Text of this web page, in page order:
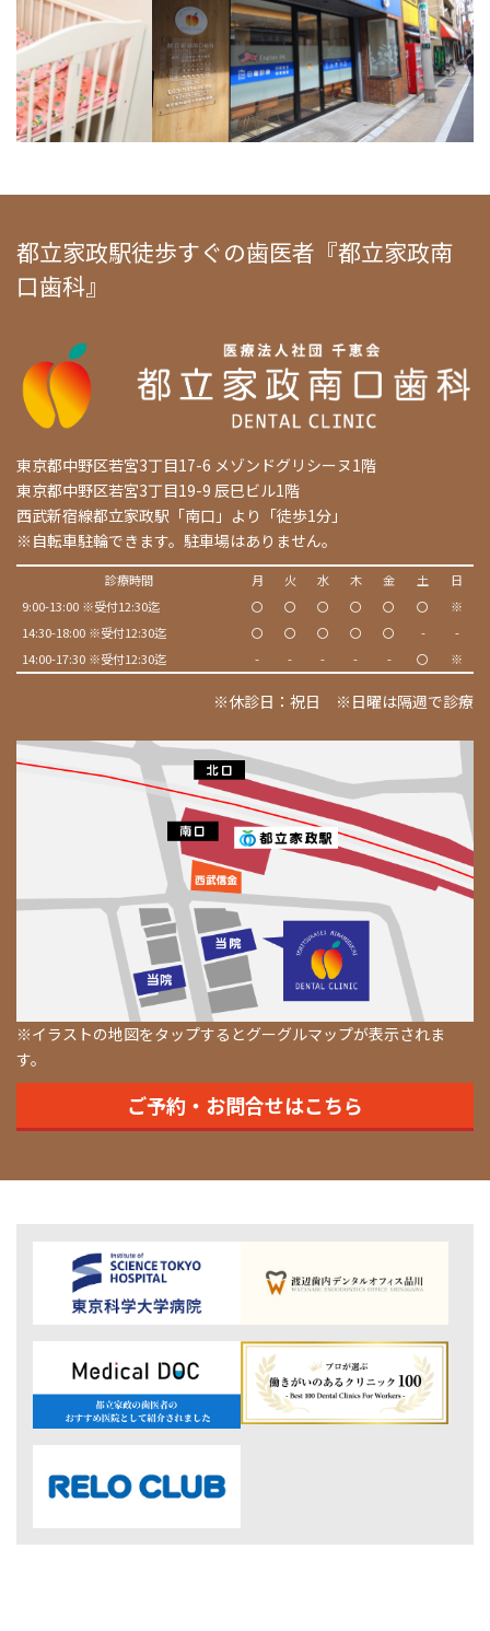
都立家政駅徒歩すぐの歯医者『都立家政南
口歯科』
東京都中野区若宮3丁目17-6 メゾンドグリシーヌ1階
東京都中野区若宮3丁目19-9 辰巳ビル1階
西武新宿線都立家政駅「南口」より「徒歩1分」
※自転車駐輪できます。駐車場はありません。
診療時間 月 火 水 木 金 土
日
9:00-13:00 ※受付12:30迄
〇 〇 〇 〇 〇 〇
※
14:30-18:00 ※受付12:30迄
〇 〇 〇 〇 〇 -
-
14:00-17:30 ※受付12:30迄
- - - - - 〇 ※
※休診日：祝日 ※日曜は隔週で診療
※イラストの地図をタップするとグーグルマップが表示されま
す。
ご予約・お問合せはこちら